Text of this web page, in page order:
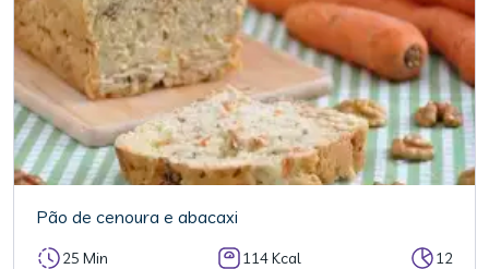
Pão de cenoura e abacaxi
25 Min 114 Kcal 12